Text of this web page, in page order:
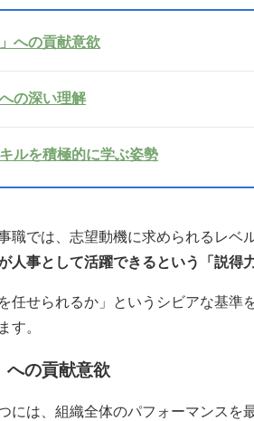
への貢献意欲
の深い理解
ルを積極的に学ぶ姿勢
職では、志望動機に求められるレベ
人事として活躍できるという「説得
任せられるか」というシビアな基準
す。
の貢献意欲
には、組織全体のパフォーマンスを